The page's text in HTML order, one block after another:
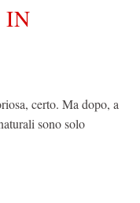
IN
certo. Ma dopo, a
sono solo